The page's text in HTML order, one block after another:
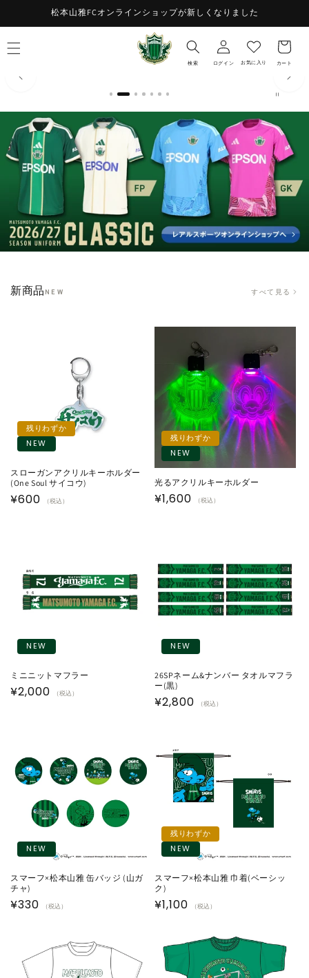
ンツに
進む
松本山雅FCオンラインショップが新しくなりました
検索 ログイン
ロ
グ
イ
お気に入り
お
気
に
入
カート
カ
ー
ト
新商品 NEW すべて見る
残りわずか
NEW
スローガンアクリルキーホルダー
(One Soul サイコウ)
通
¥600 （税込）
残りわずか
NEW
光るアクリルキーホルダー
通
¥1,600 （税込）
NEW
ミニニットマフラー
通
¥2,000 （税込）
NEW
26SPネーム&ナンバー タオルマフラ
ー(黒)
通
格
¥2,800 （税込）
NEW
スマーフ×松本山雅 缶バッジ (山ガ
チャ)
通
¥330 （税込）
残りわずか
NEW
スマーフ×松本山雅 巾着(ベーシッ
ク)
通
格
¥1,100 （税込）